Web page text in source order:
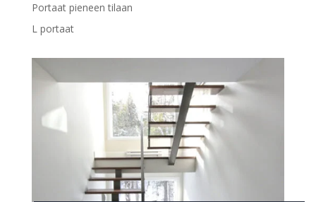
Portaat pieneen tilaan
L portaat